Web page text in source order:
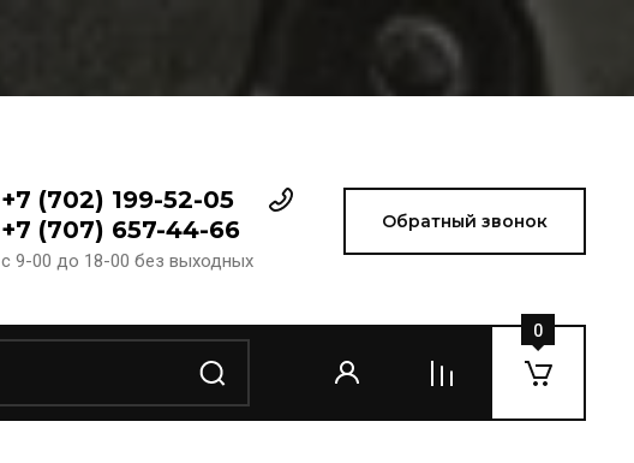
+7 (702) 199-52-05
+7 (707) 657-44-66
с 9-00 до 18-00 без выходных
Обратный звонок
0